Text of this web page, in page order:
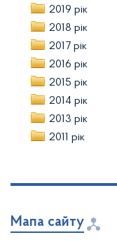
2019 рік
2018 рік
2017 рік
2016 рік
2015 рік
2014 рік
2013 рік
2011 рік
Мапа сайту